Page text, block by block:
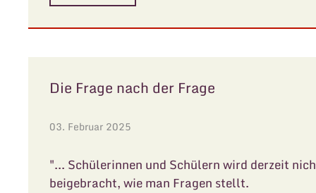
Die Frage nach der Frage
03. Februar 2025
"... Schülerinnen und Schülern wird derzeit
beigebracht, wie man Fragen stellt.